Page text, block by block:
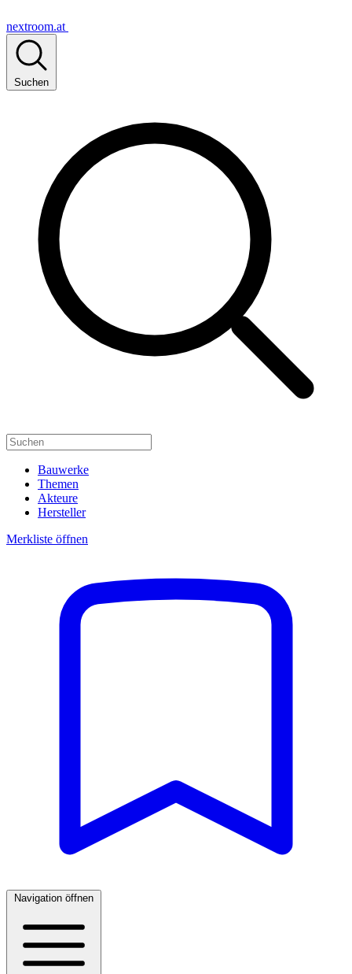
nextroom.at
Suchen
Bauwerke
Themen
Akteure
Hersteller
Merkliste öffnen
Navigation öffnen